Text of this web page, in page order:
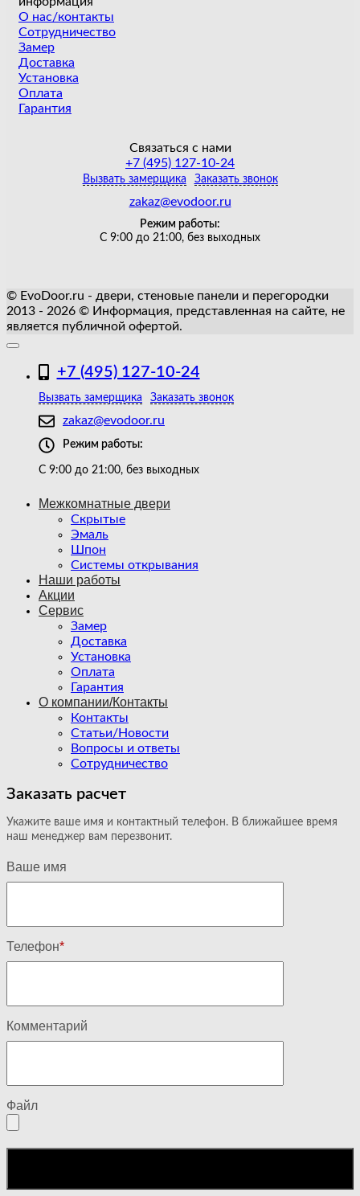
О нас/контакты
Сотрудничество
Замер
Доставка
Установка
Оплата
Гарантия
Связаться с нами
+7 (495) 127-10-24
Вызвать замерщика Заказать звонок
zakaz@evodoor.ru
Режим работы:
С 9:00 до 21:00, без выходных
© EvoDoor.ru - двери, стеновые панели и перегородки
2013 - 2026 © Информация, представленная на сайте, не
является публичной офертой.
+7 (495) 127-10-24
Вызвать замерщика Заказать звонок
zakaz@evodoor.ru
Режим работы:
С 9:00 до 21:00, без выходных
Межкомнатные двери
Скрытые
Эмаль
Шпон
Системы открывания
Наши работы
Акции
Сервис
Замер
Доставка
Установка
Оплата
Гарантия
О компании/Контакты
Контакты
Статьи/Новости
Вопросы и ответы
Сотрудничество
Заказать расчет
Укажите ваше имя и контактный телефон. В ближайшее время
наш менеджер вам перезвонит.
Ваше имя
Телефон*
Комментарий
Файл